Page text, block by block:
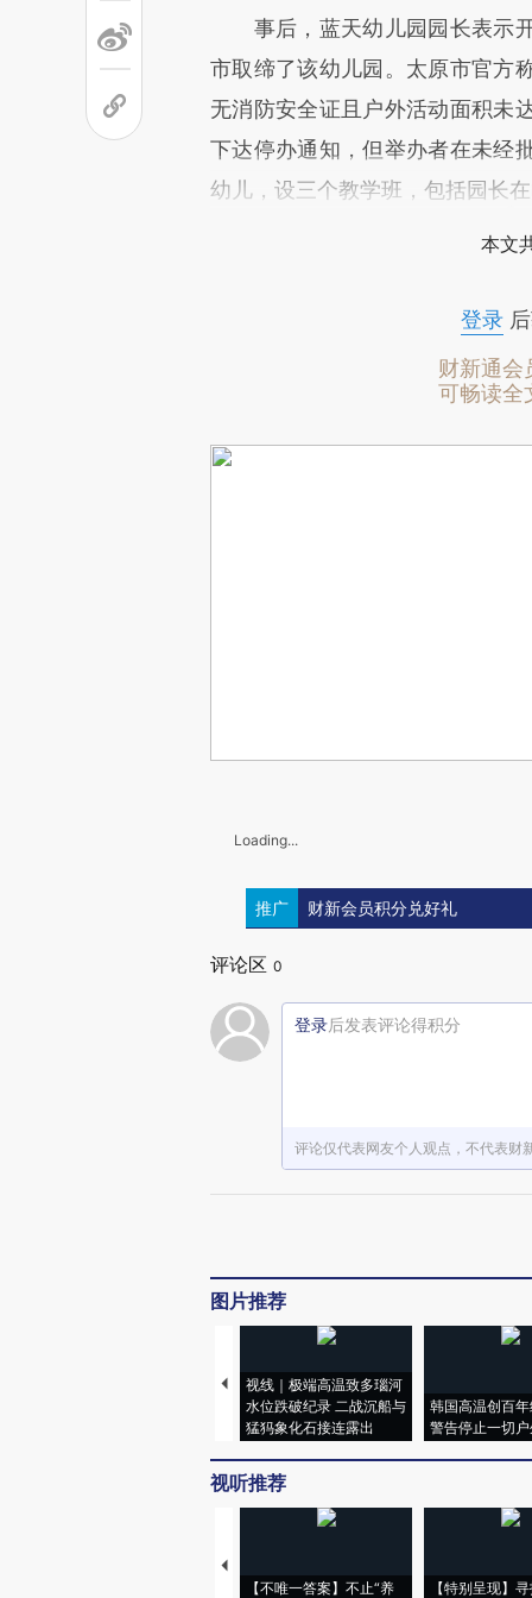
事后，蓝天幼儿园园长表示开
市取缔了该幼儿园。太原市官方
无消防安全证且户外活动面积未
下达停办通知，但举办者在未经
幼儿，设三个教学班，包括园长在
本文
登录后
财新通会
可畅读全
Loading...
推广 财新会员积分兑好礼
评论区 0
登录后发表评论得积分
评论仅代表网友个人观点，不代表财
图片推荐
视线｜极端高温致多瑙河
水位跌破纪录 二战沉船与
猛犸象化石接连露出
韩国高温创百
警告停止一切
视听推荐
【不唯一答案】不止“养
【特别呈现】